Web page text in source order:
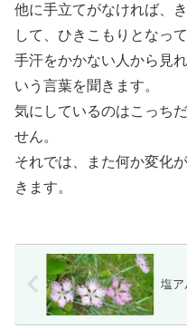
他に手立てがなければ、
して、ひきこもりとなっ
手汗をかかない人から見
いう言葉を聞きます。
気にしているのはこっち
せん。
それでは、また何か変化
きます。
塩ア